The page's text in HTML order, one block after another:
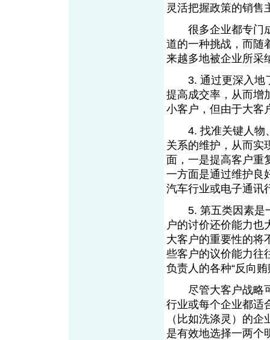
灵活把握政策的销售
很多企业都专门成
道的一种挑战，而随
来越多地被企业所采
3. 通过更深入地了
提高成交率，从而增
小客户，但由于大客
4. 找准关键人物、
关系的维护，从而实
面，一是提高客户重
一方面是通过维护良
汽车行业或电子通讯
5. 第五类因素是一
户的讨价还价能力也
大客户的重要性的将
些客户的议价能力往
负责人的各种“反向
尽管大客户战略可
行业或每个企业都适
（比如洗涤灵）的
是有效地选择一两个